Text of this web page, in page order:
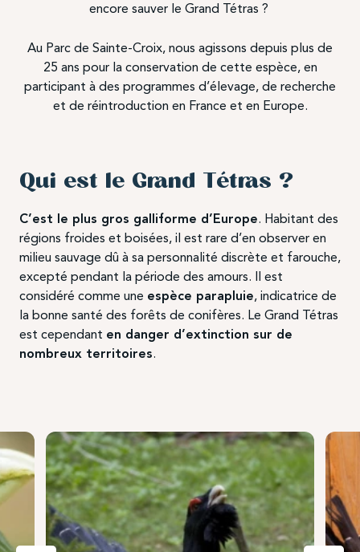
encore sauver le Grand Tétras ?
Au Parc de Sainte-Croix, nous agissons depuis plus de
25 ans pour la conservation de cette espèce, en
participant à des programmes d’élevage, de recherche
et de réintroduction en France et en Europe.
Qui est le Grand Tétras ?
C’est le plus gros galliforme d’Europe. Habitant des
régions froides et boisées, il est rare d’en observer en
milieu sauvage dû à sa personnalité discrète et farouche,
excepté pendant la période des amours. Il est
considéré comme une espèce parapluie, indicatrice de
la bonne santé des forêts de conifères. Le Grand Tétras
est cependant en danger d’extinction sur de
nombreux territoires.